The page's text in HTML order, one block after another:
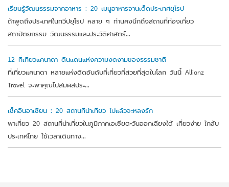
เรียนรู้วัฒนธรรมจากอาหาร : 20 เมนูอาหารจานเด็ดประเทศยุโรป
ถ้าพูดถึงประเทศในทวีปยุโรป หลาย ๆ ท่านคงนึกถึงสถานที่ท่องเที่ยว
สถาปัตยกรรม วัฒนธรรมและประวัติศาสตร์...
12 ที่เที่ยวแคนาดา ดินแดนแห่งความงดงามของธรรมชาติ
ที่เที่ยวแคนาดา หลายแห่งติดอันดับที่เที่ยวที่สวยที่สุดในโลก วันนี้ Allianz
Travel จะพาคุณไปสัมผัสประ...
เช็คอินอาเซียน : 20 สถานที่น่าเที่ยว ไปแล้วจะหลงรัก
พาเที่ยว 20 สถานที่น่าเที่ยวในภูมิภาคเอเชียตะวันออกเฉียงใต้ เที่ยวง่าย ใกล้บ
ประเทศไทย ใช้เวลาเดินทาง...